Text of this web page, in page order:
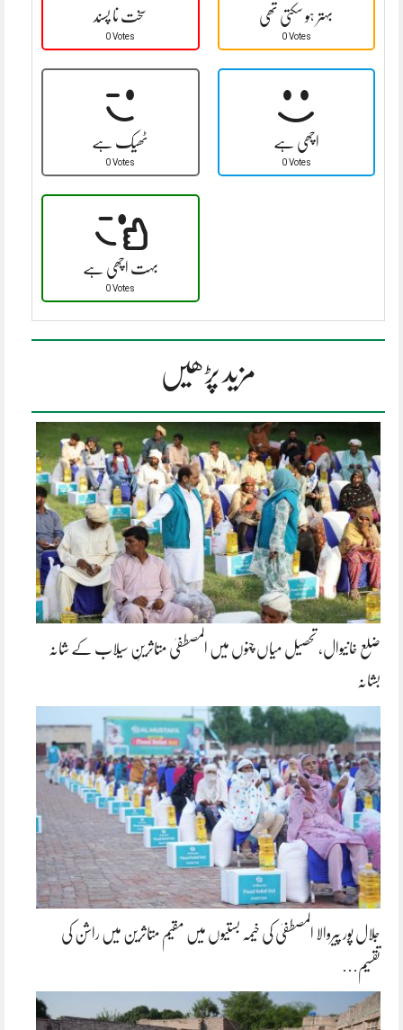
سخت نا پسند
0 Votes
بہتر ہو سکتی تھی
0 Votes
ٹھیک ہے
0 Votes
اچھی ہے
0 Votes
بہت اچھی ہے
0 Votes
مزید پڑھیں
ضلع خانیوال، تحصیل میاں چنوں میں المصطفیٰ متاثرینِ سیلاب کے شانہ
بشانہ
جلال پور پیروالا المصطفیٰ کی خیمہ بستیوں میں مقیم متاثرین میں راشن کی
تقسیم…